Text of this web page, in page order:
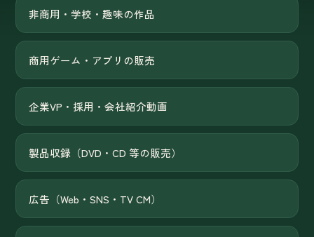
非商用・学校・趣味の作品
商用ゲーム・アプリの販売
企業VP・採用・会社紹介動画
製品収録（DVD・CD 等の販売）
広告（Web・SNS・TV CM）